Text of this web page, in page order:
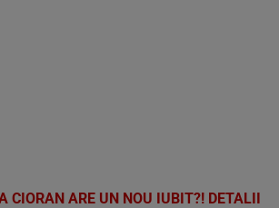
CIORAN ARE UN NOU IUBIT?! DETALII